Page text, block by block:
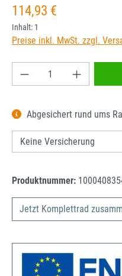
Regulärer Preis:
114,93 €
Inhalt: 1
Preise inkl. MwSt. zzgl.
Produkt Anzahl:
Abgesichert rund ums
Produktnummer:
Jetzt Komplettrad